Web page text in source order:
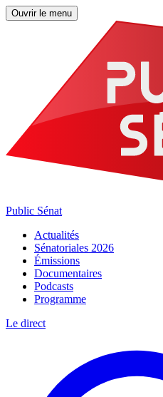
Ouvrir le menu
Public Sénat
Actualités
Sénatoriales 2026
Émissions
Documentaires
Podcasts
Programme
Le direct